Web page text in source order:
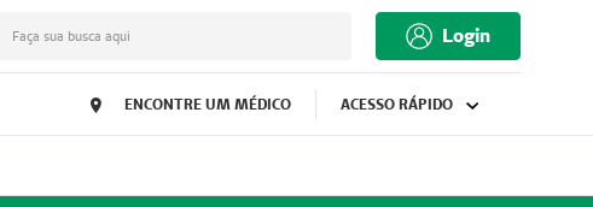
Faça sua busca aqui Login
ENCONTRE UM MÉDICO ACESSO RÁPIDO